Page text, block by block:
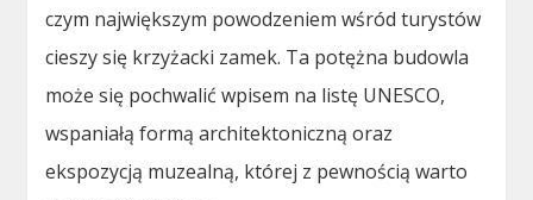
czym największym powodzeniem wśród turystów
cieszy się krzyżacki zamek. Ta potężna budowla
może się pochwalić wpisem na listę UNESCO,
wspaniałą formą architektoniczną oraz
ekspozycją muzealną, której z pewnością warto